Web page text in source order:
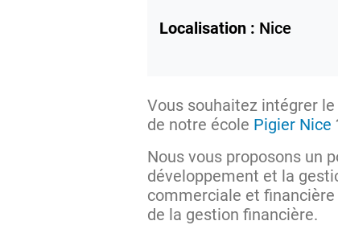
Localisation : Nice
Vous souhaitez intégrer le
de notre école Pigier Nice
Nous vous proposons un
développement et la
commerciale et
de la gestion financière.